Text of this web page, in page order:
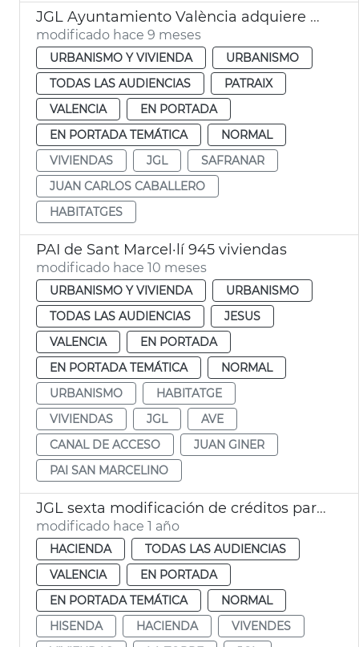
JGL Ayuntamiento València adquiere edificio para alquiler asequible
modificado hace 9 meses
URBANISMO Y VIVIENDA
URBANISMO
TODAS LAS AUDIENCIAS
PATRAIX
VALENCIA
EN PORTADA
EN PORTADA TEMÁTICA
NORMAL
VIVIENDAS
JGL
SAFRANAR
JUAN CARLOS CABALLERO
HABITATGES
PAI de Sant Marcel·lí 945 viviendas
modificado hace 10 meses
URBANISMO Y VIVIENDA
URBANISMO
TODAS LAS AUDIENCIAS
JESUS
VALENCIA
EN PORTADA
EN PORTADA TEMÁTICA
NORMAL
URBANISMO
HABITATGE
VIVIENDAS
JGL
AVE
CANAL DE ACCESO
JUAN GINER
PAI SAN MARCELINO
JGL sexta modificación de créditos para vivendes La Torre, deuda y descuentos EMT
modificado hace 1 año
HACIENDA
TODAS LAS AUDIENCIAS
VALENCIA
EN PORTADA
EN PORTADA TEMÁTICA
NORMAL
HISENDA
HACIENDA
VIVENDES